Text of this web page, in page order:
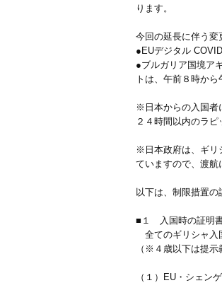
ります。
今回の延長に伴う変
●EUデジタル
●ブルガリア国境ア
トは、午前８時か
※日本からの入国者
２４時間以内のラ
※日本政府は、ギリ
ていますので、渡航
以下は、制限措置の
■１ 入国時の証明
全てのギリシャ入
（※４歳以下は提示
（１）EU・シェン